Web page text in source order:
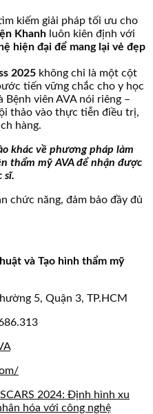
kiếm giải pháp tối ưu cho
Khanh luôn kiên định với
hiện đại để mang lại vẻ đẹp
2025 không chỉ là một cột
tiến vững chắc cho y học
viên AVA nói riêng –
thảo vào thực tiễn điều trị,
hàng.
khác về phương pháp làm
thẩm mỹ AVA để nhận được
sĩ.
chức năng, đảm bảo đầy đủ
và Tạo hình thẩm mỹ
5, Quận 3, TP.HCM
2024: Định hình xu
hóa với công nghệ